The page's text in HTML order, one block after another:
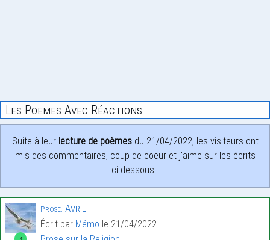
Les Poemes Avec Réactions
Suite à leur lecture de poèmesdu 21/04/2022, les visiteurs ont
mis des commentaires, coup de coeur et j'aime sur les écrits
ci-dessous :
Prose: Avril
Écrit par Mémo le 21/04/2022